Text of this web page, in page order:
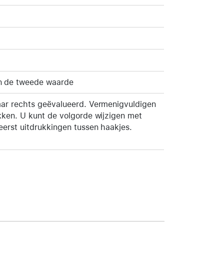
de tweede waarde
rechts geëvalueerd. Vermenigvuldigen
U kunt de volgorde wijzigen met
uitdrukkingen tussen haakjes.